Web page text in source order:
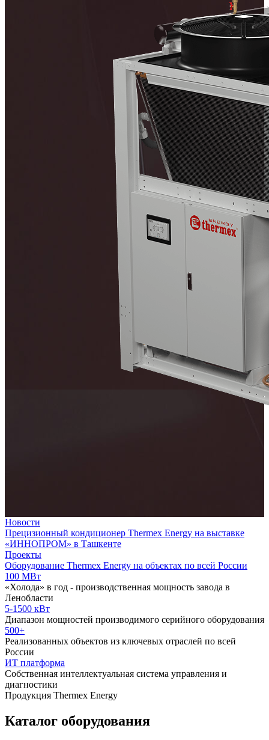
Новости
Прецизионный кондиционер Thermex Energy на выставке
«ИННОПРОМ» в Ташкенте
Проекты
Оборудование Thermex Energy на объектах по всей России
100 МВт
«Холода» в год - производственная мощность завода в
Ленобласти
5-1500 кВт
Диапазон мощностей производимого серийного оборудования
500+
Реализованных объектов из ключевых отраслей по всей
России
ИТ платформа
Собственная интеллектуальная система управления и
диагностики
Продукция Thermex Energy
Каталог оборудования